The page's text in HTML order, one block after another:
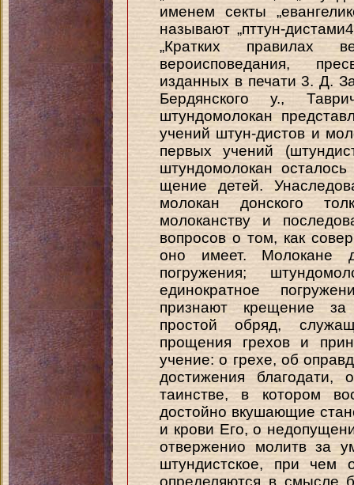
именем секты
называют „пттун-
„Кратких правилах
вероисповедания,
изданных в печати 3. Д.
Бердянского у.,
штундомолокан
учений штун-дистов и
первых учений
штундомолокан
щение детей.
молокан донского
молоканству и
вопросов о том, как
оно имеет. Молокане
погружения;
единократное
признают крещение за
простой обряд,
прощения грехов и
учение: о грехе, об
достижения
таинстве, в котором
достойно вкушающие
и крови Его, о
отверженио молитв за
штундистское, при чем
определяются в смысле